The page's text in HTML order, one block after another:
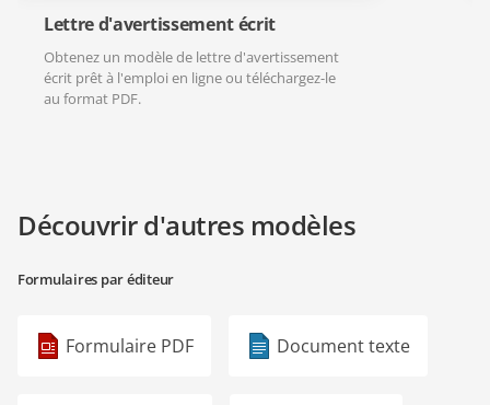
Lettre d'avertissement écrit
Obtenez un modèle de lettre d'avertissement
écrit prêt à l'emploi en ligne ou téléchargez-le
au format PDF.
Découvrir d'autres modèles
Formulaires par éditeur
Formulaire PDF Document texte